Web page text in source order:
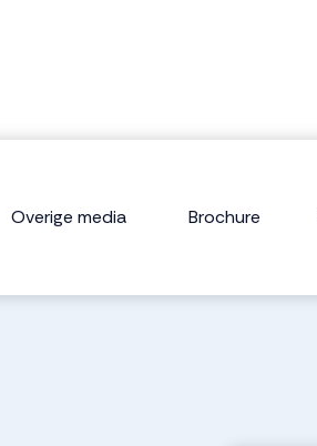
Overige media Brochure